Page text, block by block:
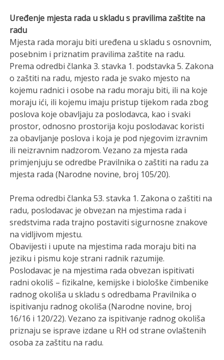
Uređenje mjesta rada u skladu s pravilima zaštite na
radu
Mjesta rada moraju biti uređena u skladu s osnovnim,
posebnim i priznatim pravilima zaštite na radu.
Prema odredbi članka 3. stavka 1. podstavka 5. Zakona
o zaštiti na radu, mjesto rada je svako mjesto na
kojemu radnici i osobe na radu moraju biti, ili na koje
moraju ići, ili kojemu imaju pristup tijekom rada zbog
poslova koje obavljaju za poslodavca, kao i svaki
prostor, odnosno prostorija koju poslodavac koristi
za obavljanje poslova i koja je pod njegovim izravnim
ili neizravnim nadzorom. Vezano za mjesta rada
primjenjuju se odredbe Pravilnika o zaštiti na radu za
mjesta rada (Narodne novine, broj 105/20).
Prema odredbi članka 53. stavka 1. Zakona o zaštiti na
radu, poslodavac je obvezan na mjestima rada i
sredstvima rada trajno postaviti sigurnosne znakove
na vidljivom mjestu.
Obavijesti i upute na mjestima rada moraju biti na
jeziku i pismu koje strani radnik razumije.
Poslodavac je na mjestima rada obvezan ispitivati
radni okoliš – fizikalne, kemijske i biološke čimbenike
radnog okoliša u skladu s odredbama Pravilnika o
ispitivanju radnog okoliša (Narodne novine, broj
16/16 i 120/22). Vezano za ispitivanje radnog okoliša
priznaju se isprave izdane u RH od strane ovlaštenih
osoba za zaštitu na radu.